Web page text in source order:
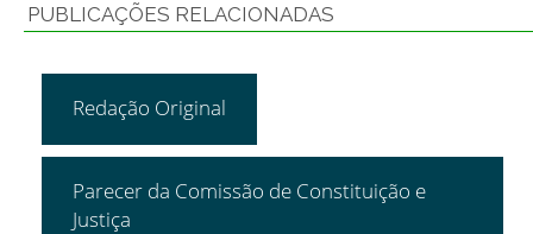
PUBLICAÇÕES RELACIONADAS
Redação Original
Parecer da Comissão de Constituição e
Justiça